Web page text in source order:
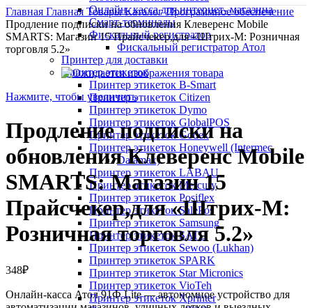
Онлайн- касса для интернет- магазина
Смарт-терминалы
Фискальный регистратор
Фискальный регистратор Атол
Принтер для доставки
Принтер этикеток
Принтер этикеток B-Smart
Принтер этикеток Citizen
Принтер этикеток Dymo
Принтер этикеток GlobalPOS
Принтер этикеток Godex
Принтер этикеток Honeywell (Intermec
Datamax)
Принтер этикеток LABAU
Принтер этикеток Mercury
Принтер этикеток Posiflex
Принтер этикеток SalePos
Принтер этикеток Samsung
Принтер этикеток SATO
Принтер этикеток Sewoo (Lukhan)
Принтер этикеток SPARK
Принтер этикеток Star Micronics
Принтер этикеток VioTeh
Принтер этикеток Xprinter
Главная Главная ТоварыКаталогПрограммное обеспечение
Продление подписки на обновления Клеверенс Mobile
SMARTS: Магазин 15 Прайсчекер,для «Штрих-М: Розничная
торговля 5.2»
Нажмите, чтобы увеличить
Продление подписки на
обновления Клеверенс Mobile
SMARTS: Магазин 15
Прайсчекер,для «Штрих-М:
Розничная торговля 5.2»
348₽
Онлайн-касса Атол 91Ф Lite — автономное устройство для